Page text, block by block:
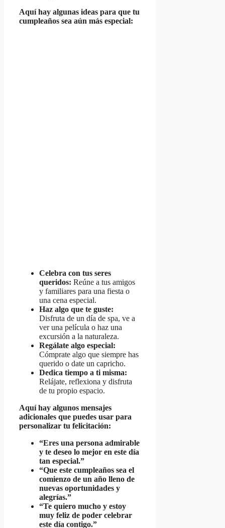
Aquí hay algunas ideas para que tu
cumpleaños sea aún más especial:
Celebra con tus seres
queridos: Reúne a tus amigos
y familiares para una fiesta o
una cena especial.
Haz algo que te guste:
Disfruta de un día de spa, ve a
ver una película o haz una
excursión a la naturaleza.
Regálate algo especial:
Cómprate algo que siempre has
querido o date un capricho.
Dedica tiempo a ti misma:
Relájate, reflexiona y disfruta
de tu propio espacio.
Aquí hay algunos mensajes
adicionales que puedes usar para
personalizar tu felicitación:
“Eres una persona admirable
y te deseo lo mejor en este día
tan especial.”
“Que este cumpleaños sea el
comienzo de un año lleno de
nuevas oportunidades y
alegrías.”
“Te quiero mucho y estoy
muy feliz de poder celebrar
este día contigo.”